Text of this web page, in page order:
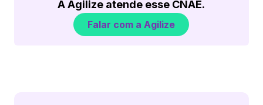
A Agilize atende esse CNAE.
Falar com a Agilize